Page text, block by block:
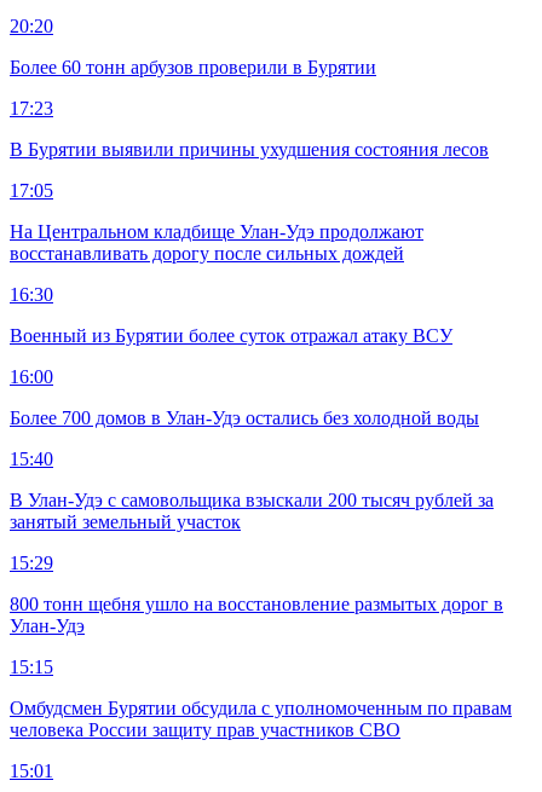
20:20
Более 60 тонн арбузов проверили в Бурятии
17:23
В Бурятии выявили причины ухудшения состояния лесов
17:05
На Центральном кладбище Улан-Удэ продолжают
восстанавливать дорогу после сильных дождей
16:30
Военный из Бурятии более суток отражал атаку ВСУ
16:00
Более 700 домов в Улан-Удэ остались без холодной воды
15:40
В Улан-Удэ с самовольщика взыскали 200 тысяч рублей за
занятый земельный участок
15:29
800 тонн щебня ушло на восстановление размытых дорог в
Улан-Удэ
15:15
Омбудсмен Бурятии обсудила с уполномоченным по правам
человека России защиту прав участников СВО
15:01